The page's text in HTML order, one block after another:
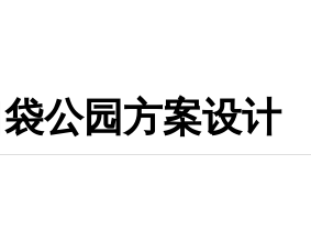
公园方案设计